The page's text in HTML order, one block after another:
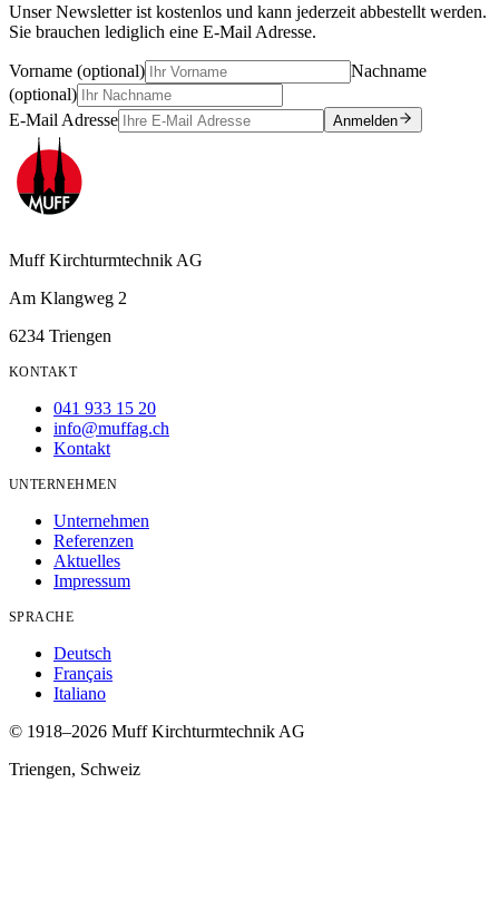
Unser Newsletter ist kostenlos und kann jederzeit abbestellt werden.
Sie brauchen lediglich eine E-Mail Adresse.
Vorname (optional)
Nachname
(optional)
E-Mail Adresse
Anmelden
Muff Kirchturmtechnik AG
Am Klangweg 2
6234 Triengen
KONTAKT
041 933 15 20
info@muffag.ch
Kontakt
UNTERNEHMEN
Unternehmen
Referenzen
Aktuelles
Impressum
SPRACHE
Deutsch
Français
Italiano
© 1918–2026 Muff Kirchturmtechnik AG
Triengen, Schweiz